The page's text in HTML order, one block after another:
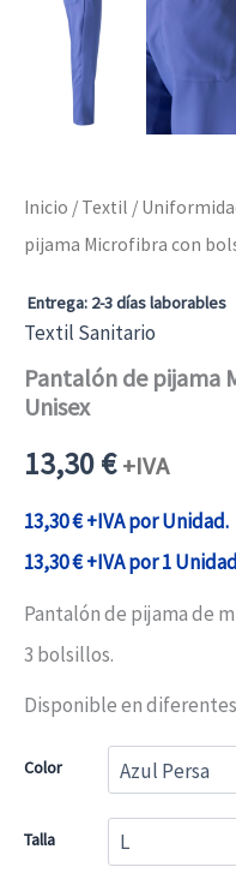
Inicio / Textil /
pijama Microfibra con
Entrega: 2-3 días laborables
Textil Sanitario
Pantalón de pijama
Unisex
13,30€ +IVA
13,30€+IVA por Unidad.
13,30€+IVA por 1
Pantalón de pijama de
3 bolsillos.
Disponible en
Color
Talla